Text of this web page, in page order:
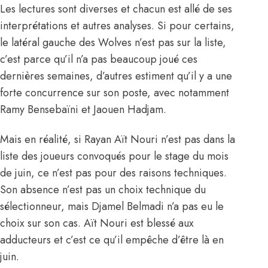
Les lectures sont diverses et chacun est allé de ses
interprétations et autres analyses. Si pour certains,
le latéral gauche des Wolves n’est pas sur la liste,
c’est parce qu’il n’a pas beaucoup joué ces
dernières semaines, d’autres estiment qu’il y a une
forte concurrence sur son poste, avec notamment
Ramy Bensebaïni et Jaouen Hadjam.
Mais en réalité, si Rayan Aït Nouri n’est pas dans la
liste des joueurs convoqués pour le stage du mois
de juin, ce n’est pas pour des raisons techniques.
Son absence n’est pas un choix technique du
sélectionneur, mais Djamel Belmadi n’a pas eu le
choix sur son cas. Aït Nouri est blessé aux
adducteurs et c’est ce qu’il empêche d’être là en
juin.